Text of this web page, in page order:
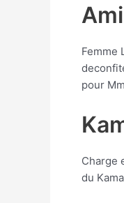
Femme
pour
Charge
du